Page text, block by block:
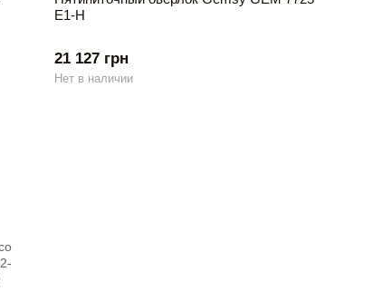
E1-H
21 127 грн
Нет в наличии